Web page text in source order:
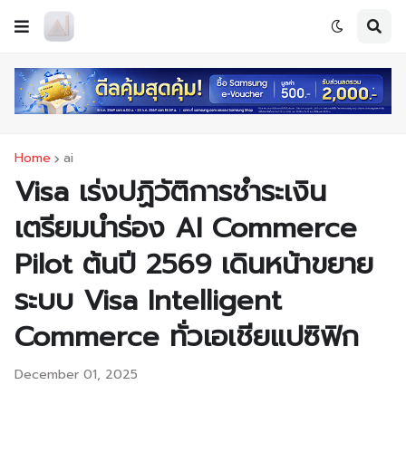
Home ai
Visa เร่งปฏิวัติการชำระเงิน
เตรียมนำร่อง AI Commerce
Pilot ต้นปี 2569 เดินหน้าขยาย
ระบบ Visa Intelligent
Commerce ทั่วเอเชียแปซิฟิก
December 01, 2025